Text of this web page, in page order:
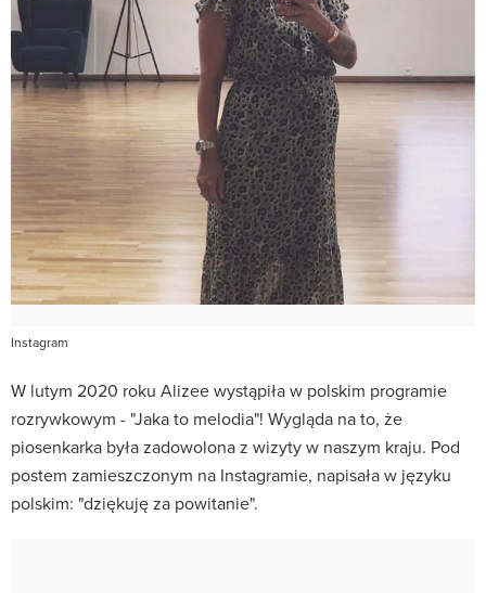
Instagram
W lutym 2020 roku Alizee wystąpiła w polskim programie
rozrywkowym - "Jaka to melodia"! Wygląda na to, że
piosenkarka była zadowolona z wizyty w naszym kraju. Pod
postem zamieszczonym na Instagramie, napisała w języku
polskim: "dziękuję za powitanie".